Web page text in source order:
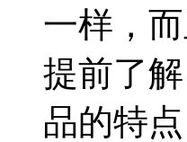
一样，
提前了
品的特